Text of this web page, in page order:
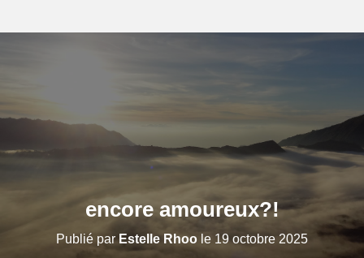
encore amoureux?!
Publié parEstelle Rhoo le 19 octobre 2025